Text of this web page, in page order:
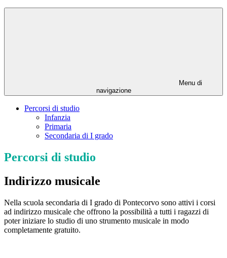
Menu di
navigazione
Percorsi di studio
Infanzia
Primaria
Secondaria di I grado
Percorsi di studio
Indirizzo musicale
Nella scuola secondaria di I grado di Pontecorvo sono attivi i corsi
ad indirizzo musicale che offrono la possibilità a tutti i ragazzi di
poter iniziare lo studio di uno strumento musicale in modo
completamente gratuito.